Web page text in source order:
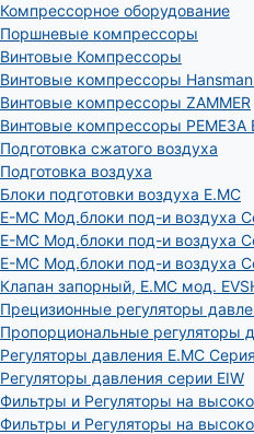
Компрессорное оборудование
Поршневые компрессоры
Винтовые Компрессоры
Винтовые компрессоры
Винтовые компрессоры ZAMMER
Винтовые компрессоры РЕМЕЗА
Подготовка сжатого воздуха
Подготовка воздуха
Блоки подготовки воздуха E.MC
E-MC Мод.блоки под-и воздуха
E-MC Мод.блоки под-и воздуха
E-MC Мод.блоки под-и воздуха
Клапан запорный, E.MC мод.
Прецизионные регуляторы
Пропорциональные регуляторы
Регуляторы давления E.MC
Регуляторы давления серии EIW
Фильтры и Регуляторы на
Фильтры и Регуляторы на